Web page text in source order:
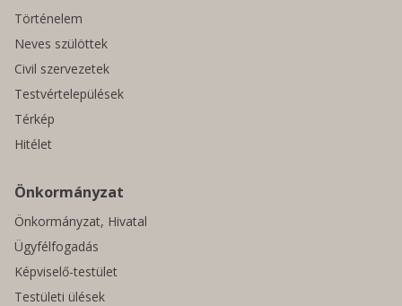
Történelem
Neves szülöttek
Civil szervezetek
Testvértelepülések
Térkép
Hitélet
Önkormányzat
Önkormányzat, Hivatal
Ügyfélfogadás
Képviselő-testület
Testületi ülések